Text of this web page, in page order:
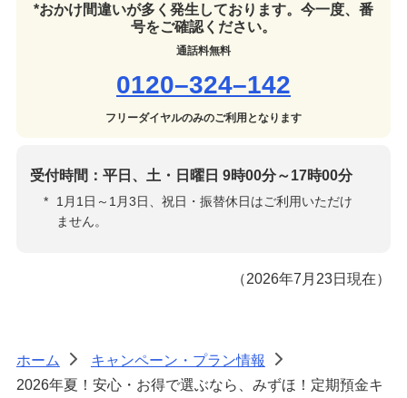
*おかけ間違いが多く発生しております。今一度、番
号をご確認ください。
通話料無料
0120–324–142
フリーダイヤルのみのご利用となります
受付時間：平日、土・日曜日 9時00分～17時00分
*
1月1日～1月3日、祝日・振替休日はご利用いただけ
ません。
（2026年7月23日現在）
ホーム > キャンペーン・プラン情報
>
2026年夏！安心・お得で選ぶなら、みずほ！定期預金キ